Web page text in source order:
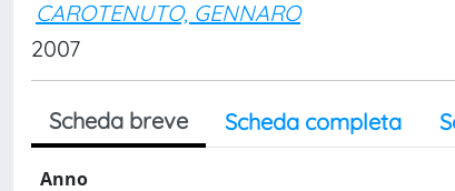
CAROTENUTO, GENNARO
2007
Scheda breve Scheda completa
Anno